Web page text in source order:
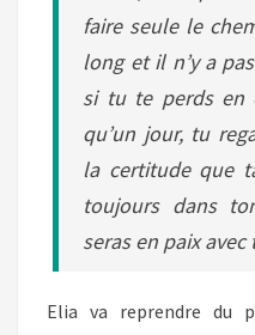
faire seule le
long et il n’y a
si tu te perds en
qu’un jour, tu
la certitude que
toujours dans
seras en paix
Elia va reprendre du